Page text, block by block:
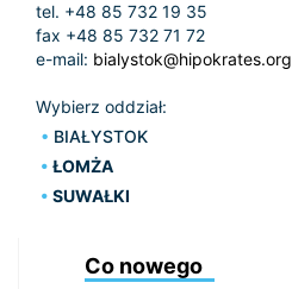
tel. +48 85 732 19 35
fax +48 85 732 71 72
e-mail: bialystok@hipokrates.org
Wybierz oddział:
BIAŁYSTOK
ŁOMŻA
SUWAŁKI
Co nowego